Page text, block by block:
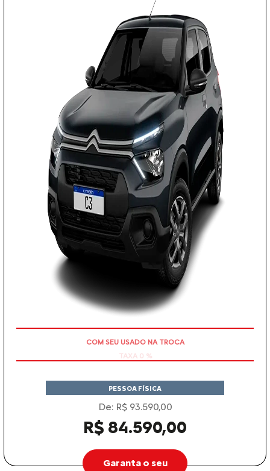
PESSOA FÍSICA
De: R$ 93.590,00
R$ 84.590,00
Garanta o seu